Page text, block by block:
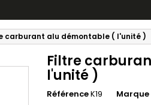
carburant alu démontable ( l'unité )
Filtre
l'unité )
RéférenceK19 Marque